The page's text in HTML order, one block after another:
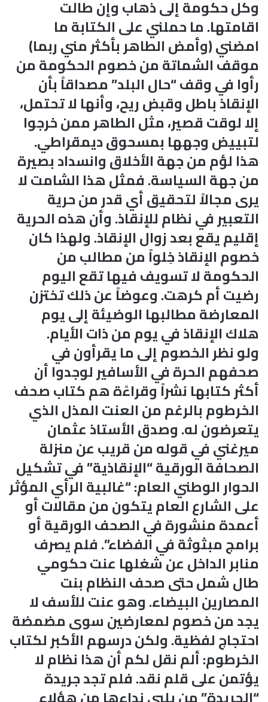
وكل حكومة إلى ذهاب وإن طالت
اقامتها. ما حملني على الكتابة ما
امضني (وأمض الطاهر بأكثر مني ربما)
موقف الشماتة من خصوم الحكومة من
رأوا في وقف “حال البلد” مصداقاً بأن
الإنقاذ باطل وقبض ريح، وأنها لا تحتمل،
إلا لوقت قصير، مثل الطاهر ممن خرجوا
لتبييض وجهها بمسحوق ديمقراطي.
هذا لؤم من جهة الأخلاق وانسداد بصيرة
من جهة السياسة. فمثل هذا الشامت لا
يرى مجالاً لتحقيق أي قدر من حرية
التعبير في نظام للإنقاذ. وأن هذه الحرية
إقليم يقع بعد زوال الإنقاذ. ولهذا كان
خصوم الإنقاذ خِلواً من مطالب من
الحكومة لا تسويف فيها تقع اليوم
رضيت أم كرهت. وعوضاً عن ذلك تختزن
المعارضة مطالبها الوضيئة إلى يوم
هلاك الإنقاذ في يوم من ذات الأيام.
ولو نظر الخصوم إلى ما يقرأون في
صحفهم الحرة في الأسافير لوجدوا أن
أكثر كتابها نشراً وقراءًة هم كتاب صحف
الخرطوم بالرغم من العنت المذل الذي
يتعرضون له. وصدق الأستاذ عثمان
ميرغني في قوله من قريب عن منزلة
الصحافة الورقية “الإنقاذية” في تشكيل
الحوار الوطني العام: “غالبية الرأي المؤثر
على الشارع العام يتكون من مقالات أو
أعمدة منشورة في الصحف الورقية أو
برامج مبثوثة في الفضاء”. فلم يصرف
منابر الداخل عن شغلها عنت حكومي
طال شمل حتى صحف النظام بنت
المصارين البيضاء. وهو عنت للأسف لا
يجد من خصوم لمعارضين سوى مضمضة
احتجاج لفظية. ولكن درسهم الأكبر لكتاب
الخرطوم: ألم نقل لكم أن هذا نظام لا
يؤتمن على قلم نقد. فلم تجد جريدة